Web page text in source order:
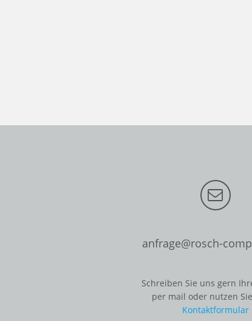
anfrage@rosch-
Schreiben Sie uns gern
per mail oder nutzen
Kontaktformular